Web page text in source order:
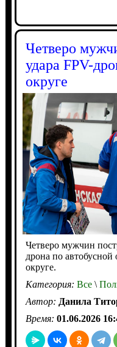
Четверо
удара FPV-
округе
Четверо мужчин
дрона по автобусной
округе.
Категория: Все\
Автор: Данила
Время: 01.06.2026